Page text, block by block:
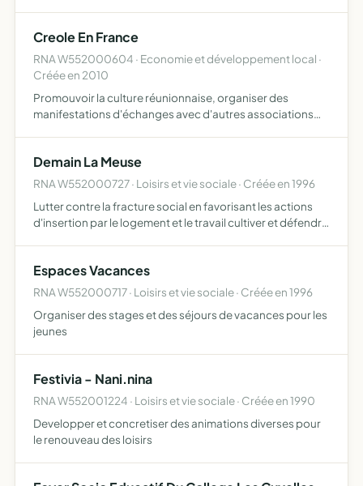
Creole En France
RNA W552000604 · Economie et développement local ·
Créée en 2010
Promouvoir la culture réunionnaise, organiser des
manifestations d'échanges avec d'autres associations
Demain La Meuse
RNA W552000727 · Loisirs et vie sociale · Créée en 1996
Lutter contre la fracture social en favorisant les actions
d'insertion par le logement et le travail cultiver et défendre
Espaces Vacances
RNA W552000717 · Loisirs et vie sociale · Créée en 1996
Organiser des stages et des séjours de vacances pour les
jeunes
Festivia - Nani.nina
RNA W552001224 · Loisirs et vie sociale · Créée en 1990
Developper et concretiser des animations diverses pour
le renouveau des loisirs